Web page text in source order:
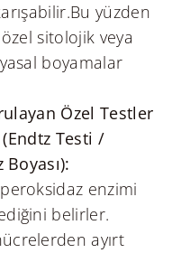
yüzden
sitolojik veya
boyamalar
Özel Testler
Testi /
enzimi
belirler.
ayırt